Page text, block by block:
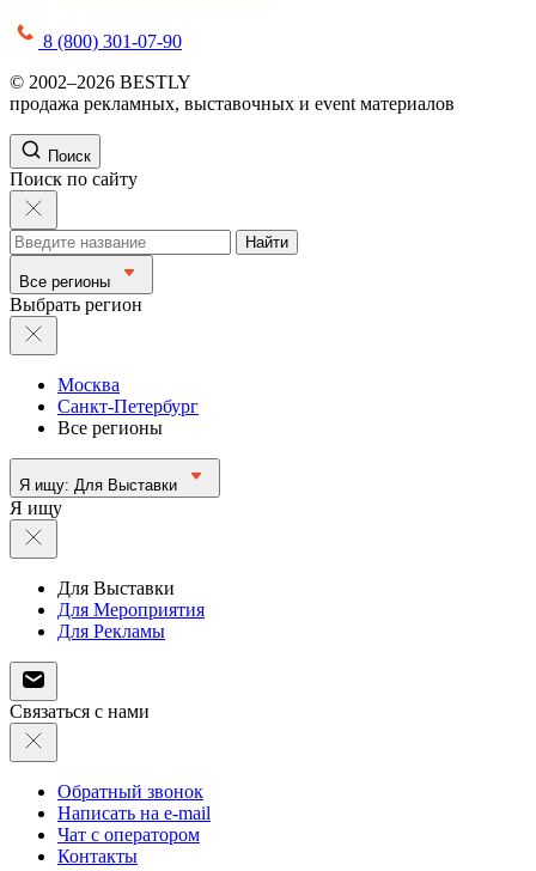
8 (800) 301-07-90
© 2002–2026 BESTLY
продажа рекламных, выставочных и event материалов
Поиск
Поиск по сайту
Найти
Все регионы
Выбрать регион
Москва
Санкт-Петербург
Все регионы
Я ищу: Для Выставки
Я ищу
Для Выставки
Для Мероприятия
Для Рекламы
Связаться с нами
Обратный звонок
Написать на e-mail
Чат с оператором
Контакты